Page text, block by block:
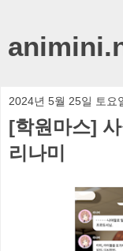
2024년 5월 25일 토요
[학원마스]
리나미